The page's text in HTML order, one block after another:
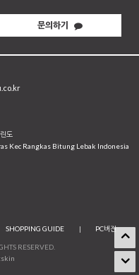
문의하기
도
Kec Rangkas Bitung Lebak Indonesia
SHOPPING GUIDE | PC버전
RESERVED.